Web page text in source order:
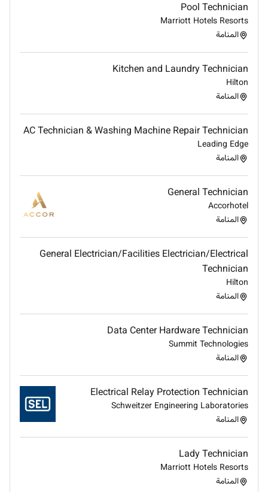
Pool Technician
Marriott Hotels Resorts
المنامة
Kitchen and Laundry Technician
Hilton
المنامة
AC Technician & Washing Machine Repair Technician
Leading Edge
المنامة
General Technician
Accorhotel
المنامة
General Electrician/Facilities Electrician/Electrical
Technician
Hilton
المنامة
Data Center Hardware Technician
Summit Technologies
المنامة
Electrical Relay Protection Technician
Schweitzer Engineering Laboratories
المنامة
Lady Technician
Marriott Hotels Resorts
المنامة